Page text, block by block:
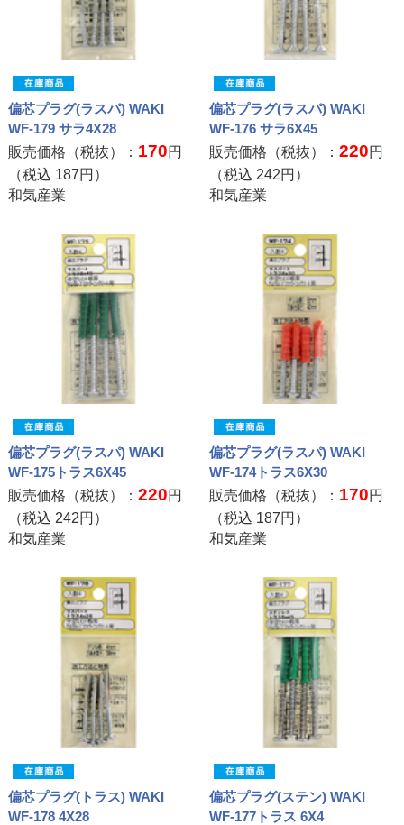
偏芯プラグ(ラスパ) WAKI
WF-179 サラ4X28
販売価格（税抜）： 170円
（税込 187円）
和気産業
偏芯プラグ(ラスパ) WAKI
WF-176 サラ6X45
販売価格（税抜）：220円
（税込 242円）
和気産業
偏芯プラグ(ラスパ) WAKI
WF-175トラス6X45
販売価格（税抜）： 220円
（税込 242円）
和気産業
偏芯プラグ(ラスパ) WAKI
WF-174トラス6X30
販売価格（税抜）： 170円
（税込 187円）
和気産業
偏芯プラグ(トラス) WAKI
WF-178 4X28
偏芯プラグ(ステン) WAKI
WF-177トラス 6X4